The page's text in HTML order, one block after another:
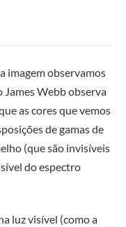
imagem observamos
James Webb observa
as cores que vemos
de gamas de
(que são invisíveis
do espectro
luz visível (como a